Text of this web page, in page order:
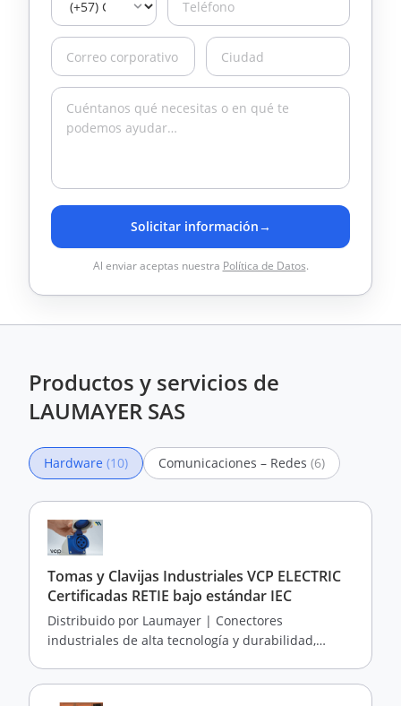
Solicitar información→
Al enviar aceptas nuestra Política de Datos.
Productos y servicios de
LAUMAYER SAS
Hardware (10) Comunicaciones – Redes (6)
Tomas y Clavijas Industriales VCP ELECTRIC
Certificadas RETIE bajo estándar IEC
Distribuido por Laumayer | Conectores
industriales de alta tecnología y durabilidad,
normativas IEC y RETIE.